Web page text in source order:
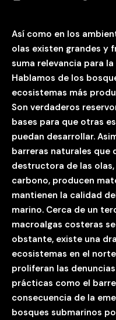
Así como en los
olas existen grandes y
suma relevancia para
Hablamos de los
ecosistemas más
Son verdaderos
bases para que otras
puedan desarrollar.
barreras naturales que
destructora de las
carbono, producen
mantienen la calidad
marino. Cerca de un
macroalgas costeras
obstante, existe una
ecosistemas en el
proliferan las
prácticas como el
consecuencia de la
bosques submarinos